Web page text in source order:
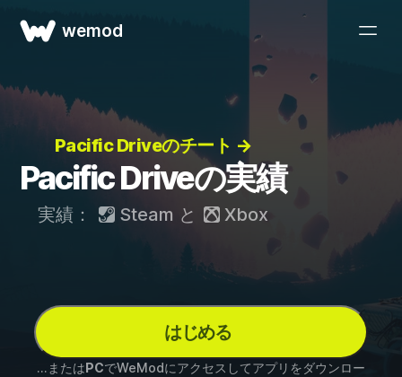
wemod
Pacific Driveのチート →
Pacific Driveの実績
実績： Steam と Xbox
はじめる
...またはPCでWeModにアクセスしてアプリをダウンロー